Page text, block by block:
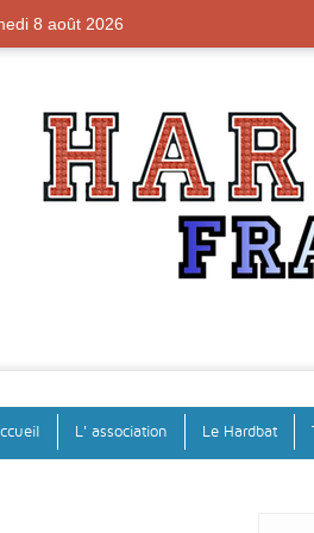
8 août 2026
L' association Le Hardbat